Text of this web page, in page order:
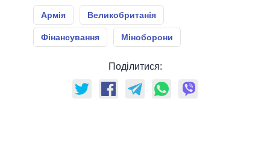
Армія Великобританія
Фінансування Міноборони
Поділитися: